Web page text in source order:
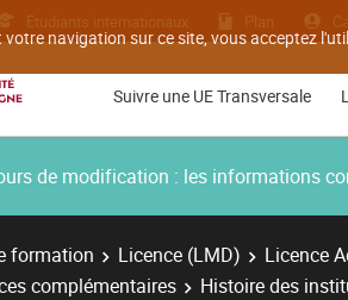
navigation sur ce site, vous acceptez
Etudiants internationaux Plan
Suivre une UE Transversale
de modification : les informations
formation Licence (LMD)
Licence
complémentaires
Histoire des